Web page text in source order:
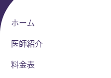
ホーム
医師紹介
料金表